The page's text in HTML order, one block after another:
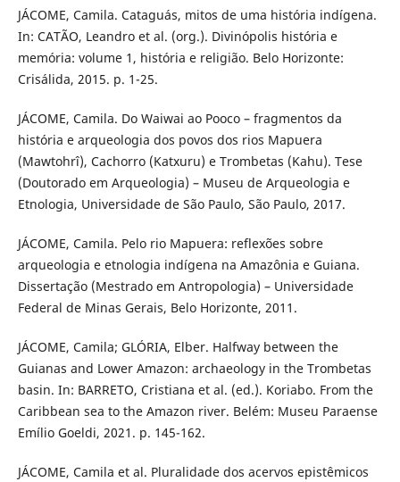
JÁCOME, Camila. Cataguás, mitos de uma história indígena.
In: CATÃO, Leandro et al. (org.). Divinópolis história e
memória: volume 1, história e religião. Belo Horizonte:
Crisálida, 2015. p. 1-25.
JÁCOME, Camila. Do Waiwai ao Pooco – fragmentos da
história e arqueologia dos povos dos rios Mapuera
(Mawtohrî), Cachorro (Katxuru) e Trombetas (Kahu). Tese
(Doutorado em Arqueologia) – Museu de Arqueologia e
Etnologia, Universidade de São Paulo, São Paulo, 2017.
JÁCOME, Camila. Pelo rio Mapuera: reflexões sobre
arqueologia e etnologia indígena na Amazônia e Guiana.
Dissertação (Mestrado em Antropologia) – Universidade
Federal de Minas Gerais, Belo Horizonte, 2011.
JÁCOME, Camila; GLÓRIA, Elber. Halfway between the
Guianas and Lower Amazon: archaeology in the Trombetas
basin. In: BARRETO, Cristiana et al. (ed.). Koriabo. From the
Caribbean sea to the Amazon river. Belém: Museu Paraense
Emílio Goeldi, 2021. p. 145-162.
JÁCOME, Camila et al. Pluralidade dos acervos epistêmicos